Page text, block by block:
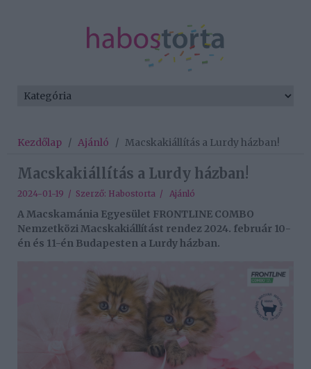
Kezdőlap / Ajánló / Macskakiállítás a Lurdy házban!
Macskakiállítás a Lurdy házban!
2024-01-19 / Szerző: Habostorta / Ajánló
A Macskamánia Egyesület FRONTLINE COMBO
Nemzetközi Macskakiállítást rendez 2024. február 10-
én és 11-én Budapesten a Lurdy házban.